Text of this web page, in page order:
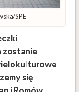
SPE
zostanie
się